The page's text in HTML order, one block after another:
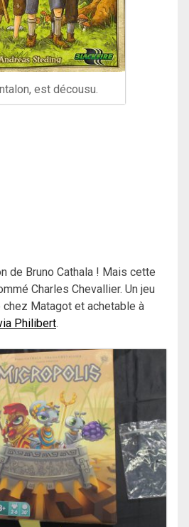
est décousu.
de Bruno Cathala ! Mais cette
Charles Chevallier. Un jeu
Matagot et achetable à
Philibert.